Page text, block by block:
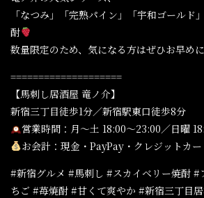
「なつみ」「完熟パイン」「宇和ゴールド
酎
数量限定のため、気になる方はぜひお早めに
====================
【馬刺し居酒屋 竜ノ介】
新宿三丁目徒歩1分／新宿駅東口徒歩8分
営業時間：月〜土 18:00〜23:00／日曜
お会計：現金・PayPay・クレジットカ
#新宿グルメ #馬刺し #スカイベリー焼酎 #
ちご #苺焼酎 #甘くて爽やか #新宿三丁目